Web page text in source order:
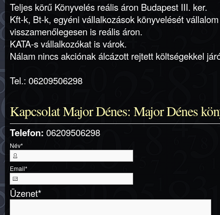
Teljes körű Könyvelés reális áron Budapest III. ker.
Kft-k, Bt-k, egyéni vállalkozások könyvelését
visszamenőlegesen is reális áron.
KATA-s vállalkozókat is várok.
Nálam nincs akciónak álcázott rejtett költségekkel
Tel.: 06209506298
Kapcsolat Major Dénes: Major Dénes
Telefon: 06209506298
Név*
Email*
Üzenet*